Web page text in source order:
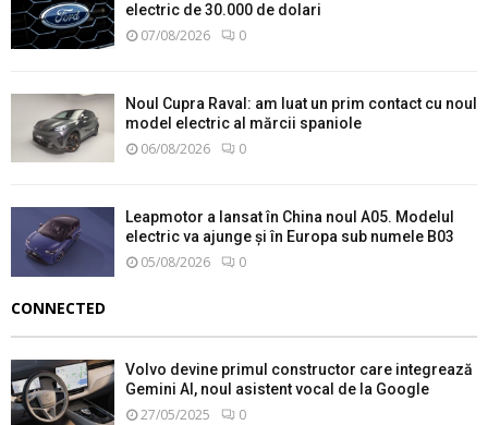
electric de 30.000 de dolari
07/08/2026 0
Noul Cupra Raval: am luat un prim contact cu noul
model electric al mărcii spaniole
06/08/2026 0
Leapmotor a lansat în China noul A05. Modelul
electric va ajunge și în Europa sub numele B03
05/08/2026 0
CONNECTED
Volvo devine primul constructor care integrează
Gemini AI, noul asistent vocal de la Google
27/05/2025 0